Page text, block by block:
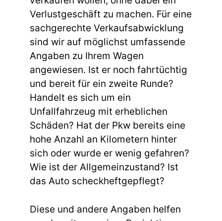
Verlustgeschäft zu machen. Für eine
sachgerechte Verkaufsabwicklung
sind wir auf möglichst umfassende
Angaben zu Ihrem Wagen
angewiesen. Ist er noch fahrtüchtig
und bereit für ein zweite Runde?
Handelt es sich um ein
Unfallfahrzeug mit erheblichen
Schäden? Hat der Pkw bereits eine
hohe Anzahl an Kilometern hinter
sich oder wurde er wenig gefahren?
Wie ist der Allgemeinzustand? Ist
das Auto scheckheftgepflegt?
Diese und andere Angaben helfen